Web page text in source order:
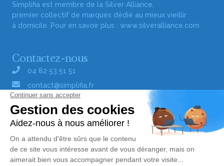
Simplifia est membre de la Silver Alliance,
premier collectif de marques dédié au mieux vieillir
à domicile. Pour en savoir plus : www.silveralliance.com
Contactez-nous
04 82 53 51 51
contact@simplifia.fr
Réseaux sociaux
Liens utiles